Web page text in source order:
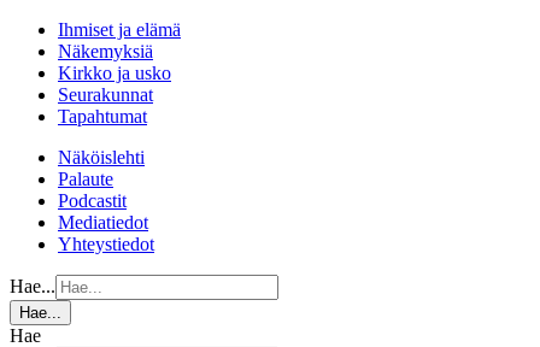
Ihmiset ja elämä
Näkemyksiä
Kirkko ja usko
Seurakunnat
Tapahtumat
Näköislehti
Palaute
Podcastit
Mediatiedot
Yhteystiedot
Hae...
Hae...
Hae